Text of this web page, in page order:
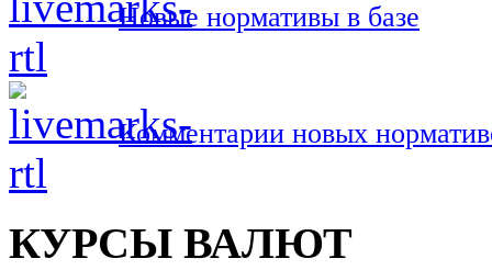
Новые нормативы в базе
Комментарии новых
КУРСЫ ВАЛЮТ